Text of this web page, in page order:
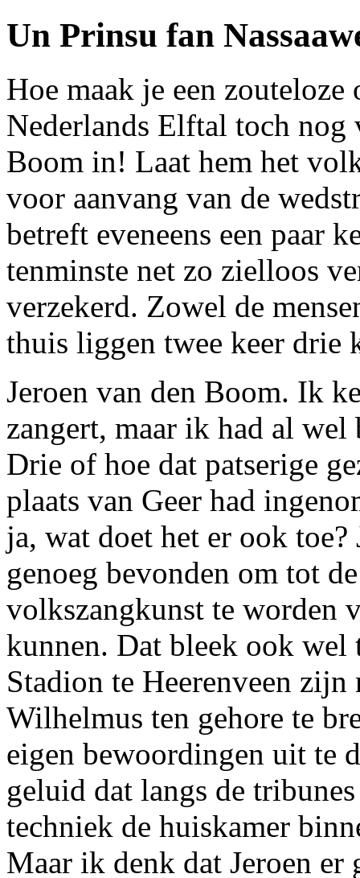
Un Prinsu fan
Hoe maak je een
Nederlands Elftal toch nog
Boom in! Laat hem het
voor aanvang van de
betreft eveneens een paar
tenminste net zo zielloos
verzekerd. Zowel de
thuis liggen twee keer drie
Jeroen van den Boom. Ik
zangert, maar ik had al
Drie of hoe dat patserige
plaats van Geer had
ja, wat doet het er ook
genoeg bevonden om tot
volkszangkunst te worden
kunnen. Dat bleek ook wel
Stadion te Heerenveen
Wilhelmus ten gehore te
eigen bewoordingen uit te
geluid dat langs de
techniek de huiskamer
Maar ik denk dat Jeroen er